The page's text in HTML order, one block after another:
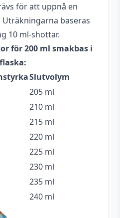
för att uppnå en
baseras
10 ml-shottar.
för 200 ml smakbas i
Slutvolym
205 ml
210 ml
215 ml
220 ml
225 ml
230 ml
235 ml
240 ml
Godis,Kylig
Syrlig
/ 30PG
ml
Cold Finger
Kyla
Juice